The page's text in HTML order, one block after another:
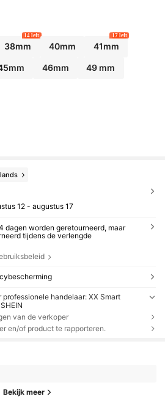
38mm
14 left
40mm 41mm
17 left
46mm 49 mm
12 - augustus 17
dagen worden geretourneerd, maar
tijdens de verlengde
professionele handelaar: XX Smart
van de verkoper
en/of product te rapporteren.
Bekijk meer